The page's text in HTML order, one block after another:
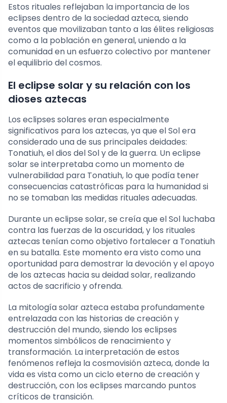
Estos rituales reflejaban la importancia de los
eclipses dentro de la sociedad azteca, siendo
eventos que movilizaban tanto a las élites religiosas
como a la población en general, uniendo a la
comunidad en un esfuerzo colectivo por mantener
el equilibrio del cosmos.
El eclipse solar y su relación con los
dioses aztecas
Los eclipses solares eran especialmente
significativos para los aztecas, ya que el Sol era
considerado una de sus principales deidades:
Tonatiuh, el dios del Sol y de la guerra. Un eclipse
solar se interpretaba como un momento de
vulnerabilidad para Tonatiuh, lo que podía tener
consecuencias catastróficas para la humanidad si
no se tomaban las medidas rituales adecuadas.
Durante un eclipse solar, se creía que el Sol luchaba
contra las fuerzas de la oscuridad, y los rituales
aztecas tenían como objetivo fortalecer a Tonatiuh
en su batalla. Este momento era visto como una
oportunidad para demostrar la devoción y el apoyo
de los aztecas hacia su deidad solar, realizando
actos de sacrificio y ofrenda.
La mitología solar azteca estaba profundamente
entrelazada con las historias de creación y
destrucción del mundo, siendo los eclipses
momentos simbólicos de renacimiento y
transformación. La interpretación de estos
fenómenos refleja la cosmovisión azteca, donde la
vida es vista como un ciclo eterno de creación y
destrucción, con los eclipses marcando puntos
críticos de transición.